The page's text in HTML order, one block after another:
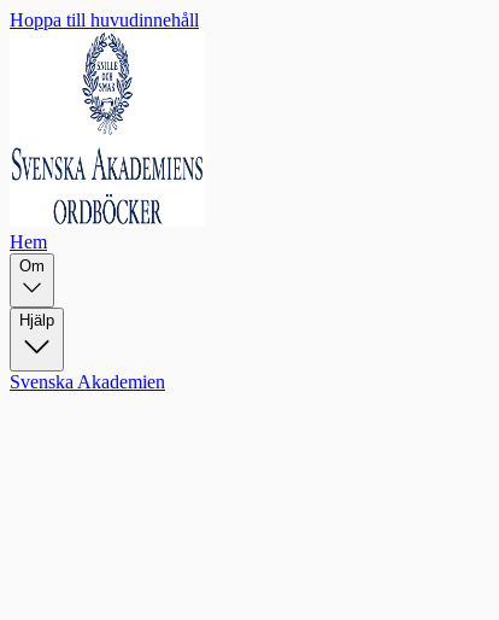
Hoppa till huvudinnehåll
Hem
Om
Hjälp
Svenska Akademien